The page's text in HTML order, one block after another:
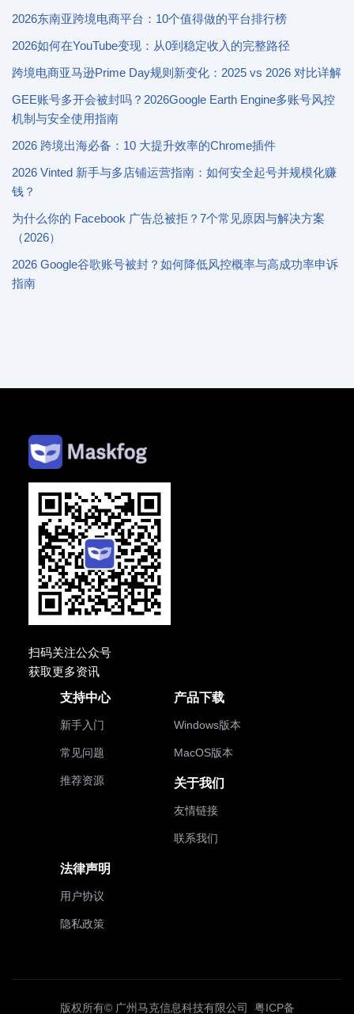
2026东南亚跨境电商平台：10个值得做的平台排行榜
2026如何在YouTube变现：从0到稳定收入的完整路径
跨境电商亚马逊Prime Day规则新变化：2025 vs 2026 对比详解
GEE账号多开会被封吗？2026Google Earth Engine多账号风控
机制与安全使用指南
2026 跨境出海必备：10 大提升效率的Chrome插件
2026 Vinted 新手与多店铺运营指南：如何安全起号并规模化赚
钱？
为什么你的 Facebook 广告总被拒？7个常见原因与解决方案
（2026）
2026 Google谷歌账号被封？如何降低风控概率与高成功率申诉
指南
扫码关注公众号
获取更多资讯
支持中心
新手入门
常见问题
推荐资源
产品下载
Windows版本
MacOS版本
关于我们
友情链接
联系我们
法律声明
用户协议
隐私政策
版权所有© 广州马克信息科技有限公司 粤ICP备